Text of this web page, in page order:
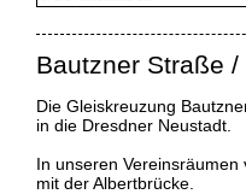
Bautzner Straße
Die Gleiskreuzung
in die Dresdner Neustadt.
In unseren
mit der Albertbrücke.